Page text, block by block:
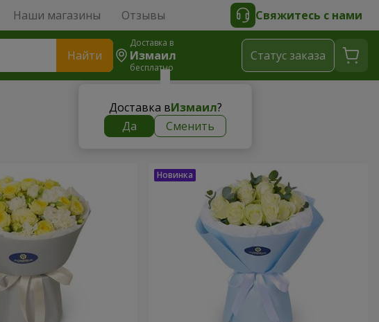
Наши магазины Отзывы Свяжитесь с нами
Найти
Доставка в
Измаил
бесплатно
Доставка вИзмаил?
Да
Сменить
Cтатус заказа